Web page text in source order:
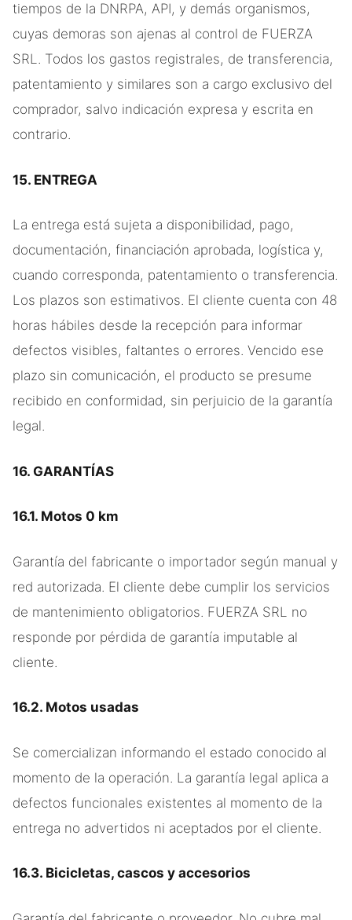
tiempos de la DNRPA, API, y demás organismos,
cuyas demoras son ajenas al control de FUERZA
SRL. Todos los gastos registrales, de transferencia,
patentamiento y similares son a cargo exclusivo del
comprador, salvo indicación expresa y escrita en
contrario.
15. ENTREGA
La entrega está sujeta a disponibilidad, pago,
documentación, financiación aprobada, logística y,
cuando corresponda, patentamiento o transferencia.
Los plazos son estimativos. El cliente cuenta con 48
horas hábiles desde la recepción para informar
defectos visibles, faltantes o errores. Vencido ese
plazo sin comunicación, el producto se presume
recibido en conformidad, sin perjuicio de la garantía
legal.
16. GARANTÍAS
16.1. Motos 0 km
Garantía del fabricante o importador según manual y
red autorizada. El cliente debe cumplir los servicios
de mantenimiento obligatorios. FUERZA SRL no
responde por pérdida de garantía imputable al
cliente.
16.2. Motos usadas
Se comercializan informando el estado conocido al
momento de la operación. La garantía legal aplica a
defectos funcionales existentes al momento de la
entrega no advertidos ni aceptados por el cliente.
16.3. Bicicletas, cascos y accesorios